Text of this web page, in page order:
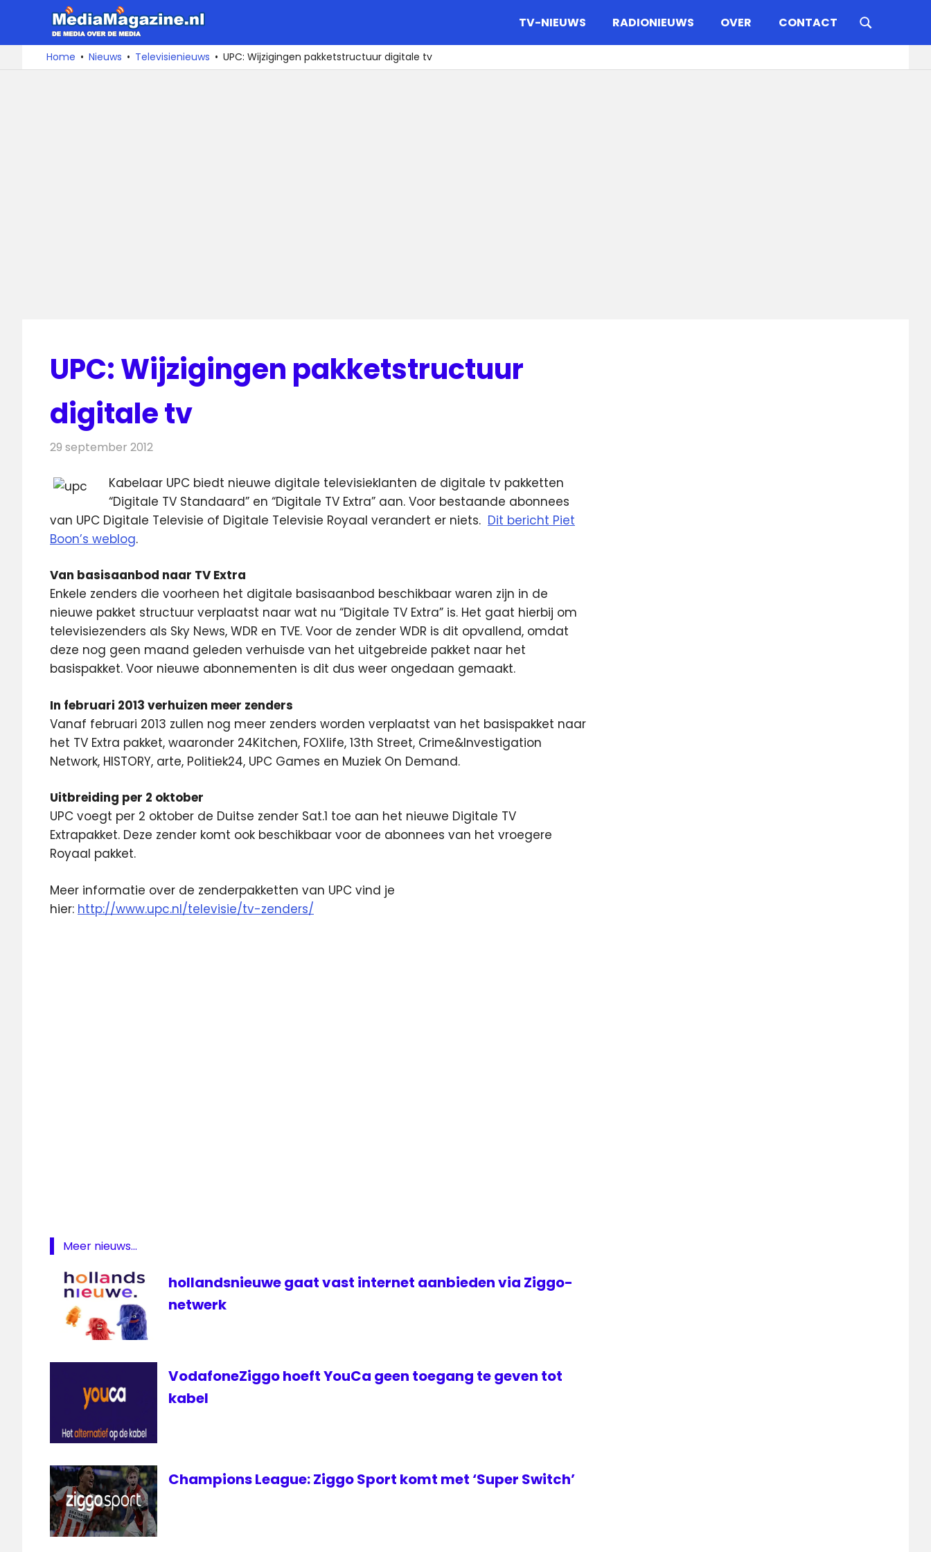
naar
De
media
over
TV-NIEUWS RADIONIEUWS OVER CONTACT
Home Nieuws Televisienieuws UPC: Wijzigingen pakketstructuur digitale tv
UPC: Wijzigingen pakketstructuur
digitale tv
29 september 2012
Kabelaar UPC biedt nieuwe digitale televisieklanten de digitale tv pakketten
“Digitale TV Standaard” en “Digitale TV Extra” aan. Voor bestaande abonnees
van UPC Digitale Televisie of Digitale Televisie Royaal verandert er niets. Dit bericht Piet
Boon’s weblog.
Van basisaanbod naar TV Extra
Enkele zenders die voorheen het digitale basisaanbod beschikbaar waren zijn in de
nieuwe pakket structuur verplaatst naar wat nu “Digitale TV Extra” is. Het gaat hierbij om
televisiezenders als Sky News, WDR en TVE. Voor de zender WDR is dit opvallend, omdat
deze nog geen maand geleden verhuisde van het uitgebreide pakket naar het
basispakket. Voor nieuwe abonnementen is dit dus weer ongedaan gemaakt.
In februari 2013 verhuizen meer zenders
Vanaf februari 2013 zullen nog meer zenders worden verplaatst van het basispakket naar
het TV Extra pakket, waaronder 24Kitchen, FOXlife, 13th Street, Crime&Investigation
Network, HISTORY, arte, Politiek24, UPC Games en Muziek On Demand.
Uitbreiding per 2 oktober
UPC voegt per 2 oktober de Duitse zender Sat.1 toe aan het nieuwe Digitale TV
Extrapakket. Deze zender komt ook beschikbaar voor de abonnees van het vroegere
Royaal pakket.
Meer informatie over de zenderpakketten van UPC vind je
hier: http://www.upc.nl/televisie/tv-zenders/
Meer nieuws...
hollandsnieuwe gaat vast internet aanbieden via Ziggo-
netwerk
VodafoneZiggo hoeft YouCa geen toegang te geven tot
kabel
Champions League: Ziggo Sport komt met ‘Super Switch’